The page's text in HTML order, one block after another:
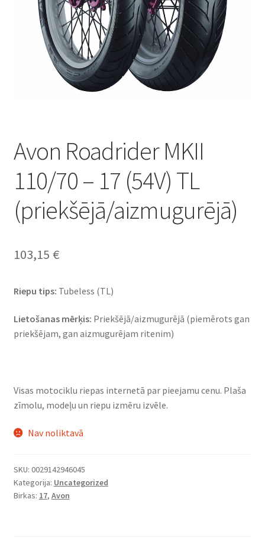
Avon Roadrider MKII
110/70 – 17 (54V) TL
(priekšējā/aizmugurējā)
103,15 €
Riepu tips: Tubeless (TL)
Lietošanas mērķis: Priekšējā/aizmugurējā (piemērots gan
priekšējam, gan aizmugurējam ritenim)
Visas motociklu riepas internetā par pieejamu cenu. Plaša
zīmolu, modeļu un riepu izmēru izvēle.
Nav noliktavā
SKU: 0029142946045
Kategorija: Uncategorized
Birkas: 17, Avon